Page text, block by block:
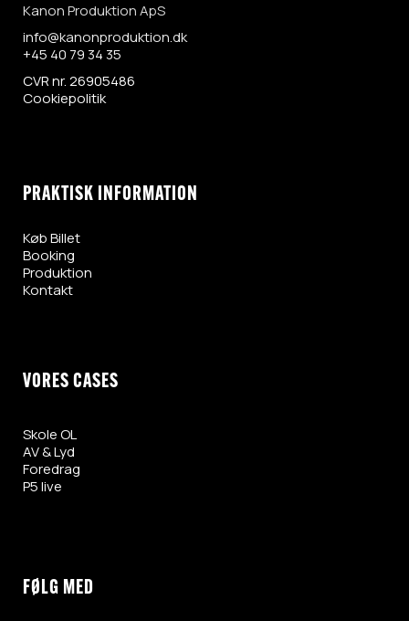
Kanon Produktion ApS
info@kanonproduktion.dk
+45 40 79 34 35
CVR nr. 26905486
Cookiepolitik
PRAKTISK INFORMATION
Køb Billet
Booking
Produktion
Kontakt
VORES CASES
Skole OL
AV & Lyd
Foredrag
P5live
FØLG MED